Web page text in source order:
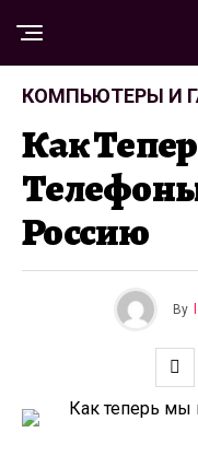
КОМПЬЮТЕРЫ И
Как
Россию
By